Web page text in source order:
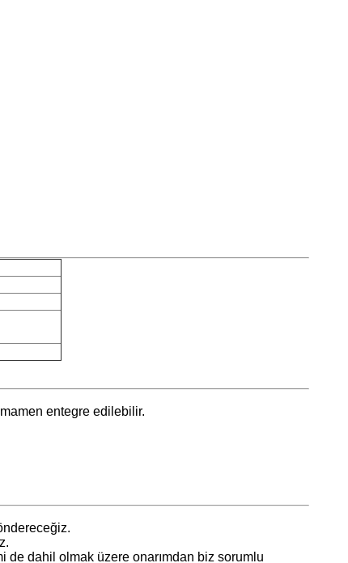
entegre edilebilir.
de dahil olmak üzere onarımdan biz sorumlu